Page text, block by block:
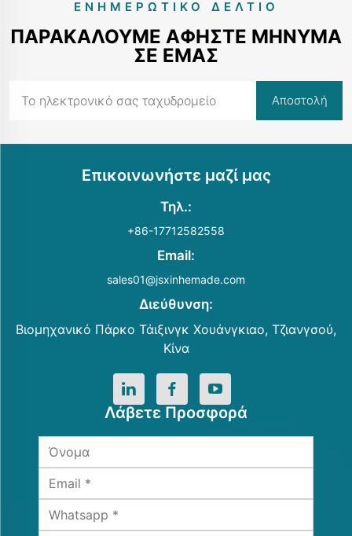
ΕΝΗΜΕΡΩΤΙΚΌ ΔΕΛΤΊΟ
ΠΑΡΑΚΑΛΟΎΜΕ ΑΦΉΣΤΕ ΜΉΝΥΜΑ
ΣΕ ΕΜΆΣ
Επικοινωνήστε μαζί μας
Τηλ.:
+86-17712582558
Email:
sales01@jsxinhemade.com
Διεύθυνση:
Βιομηχανικό Πάρκο Τάιξινγκ Χουάνγκιαο, Τζιανγσού,
Κίνα
Λάβετε Προσφορά